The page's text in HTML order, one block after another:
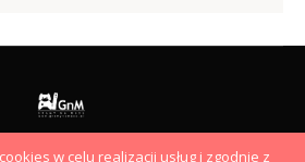
w celu realizacji usług i zgodnie z